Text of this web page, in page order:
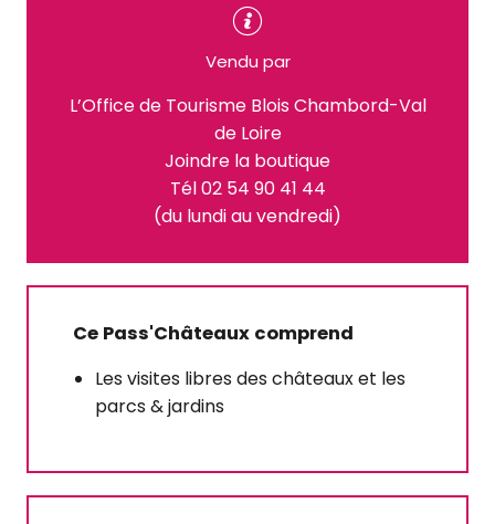
Vendu par
L’Office de Tourisme Blois Chambord-Val
de Loire
Joindre la boutique
Tél 02 54 90 41 44
(du lundi au vendredi)
Ce Pass'Châteaux comprend
Les visites libres des châteaux et les
parcs & jardins